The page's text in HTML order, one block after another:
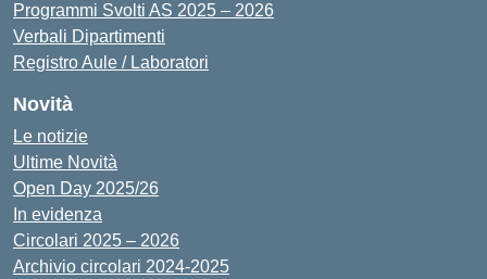
Programmi Svolti AS 2025 – 2026
Verbali Dipartimenti
Registro Aule / Laboratori
Novità
Le notizie
Ultime Novità
Open Day 2025/26
In evidenza
Circolari 2025 – 2026
Archivio circolari 2024-2025